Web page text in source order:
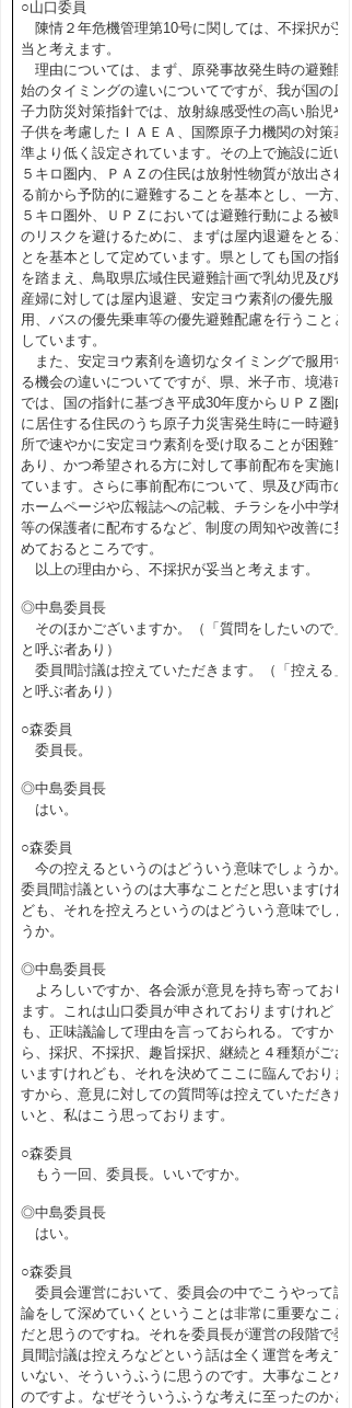
○山口委員
陳情２年危機管理第10号に関しては、不採択が妥
当と考えます。
理由については、まず、原発事故発生時の避難開
始のタイミングの違いについてですが、我が国の原
子力防災対策指針では、放射線感受性の高い胎児や
子供を考慮したＩＡＥＡ、国際原子力機関の対策基
準より低く設定されています。その上で施設に近い
５キロ圏内、ＰＡＺの住民は放射性物質が放出され
る前から予防的に避難することを基本とし、一方、
５キロ圏外、ＵＰＺにおいては避難行動による被曝
のリスクを避けるために、まずは屋内退避をとるこ
とを基本として定めています。県としても国の指針
を踏まえ、鳥取県広域住民避難計画で乳幼児及び妊
産婦に対しては屋内退避、安定ヨウ素剤の優先服
用、バスの優先乗車等の優先避難配慮を行うことと
しています。
また、安定ヨウ素剤を適切なタイミングで服用す
る機会の違いについてですが、県、米子市、境港市
では、国の指針に基づき平成30年度からＵＰＺ圏内
に居住する住民のうち原子力災害発生時に一時避難
所で速やかに安定ヨウ素剤を受け取ることが困難で
あり、かつ希望される方に対して事前配布を実施し
ています。さらに事前配布について、県及び両市の
ホームページや広報誌への記載、チラシを小中学校
等の保護者に配布するなど、制度の周知や改善に努
めておるところです。
以上の理由から、不採択が妥当と考えます。
◎中島委員長
そのほかございますか。（「質問をしたいので」
と呼ぶ者あり）
委員間討議は控えていただきます。（「控える」
と呼ぶ者あり）
○森委員
委員長。
◎中島委員長
はい。
○森委員
今の控えるというのはどういう意味でしょうか。
委員間討議というのは大事なことだと思いますけれ
ども、それを控えろというのはどういう意味でしょ
うか。
◎中島委員長
よろしいですか、各会派が意見を持ち寄っており
ます。これは山口委員が申されておりますけれど
も、正味議論して理由を言っておられる。ですか
ら、採択、不採択、趣旨採択、継続と４種類がござ
いますけれども、それを決めてここに臨んでおりま
すから、意見に対しての質問等は控えていただきた
いと、私はこう思っております。
○森委員
もう一回、委員長。いいですか。
◎中島委員長
はい。
○森委員
委員会運営において、委員会の中でこうやって議
論をして深めていくということは非常に重要なこと
だと思うのですね。それを委員長が運営の段階で委
員間討議は控えろなどという話は全く運営を考えて
いない、そういうふうに思うのです。大事なことな
のですよ。なぜそういうふうな考えに至ったのかと